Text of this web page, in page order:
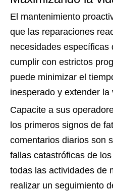
El mantenimiento
que las reparaciones
necesidades específicas
cumplir con estrictos
puede minimizar el
inesperado y extender
Capacite a sus
los primeros signos de
comentarios diarios son
fallas catastróficas de
todas las actividades de
realizar un seguimiento